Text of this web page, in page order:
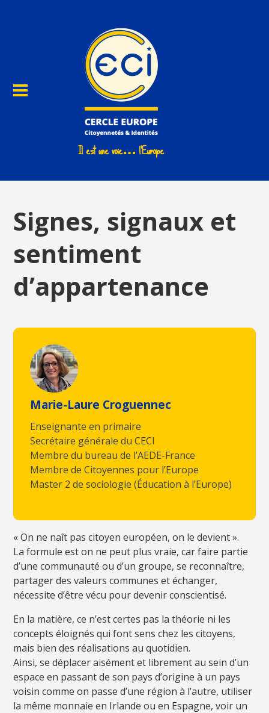
Signes, signaux et
sentiment
d’appartenance
Marie-Laure Croguennec
Enseignante en primaire
Secrétaire générale du CECI
Membre du bureau de l’AEDE-France
Membre de Citoyennes pour l’Europe
Master 2 de sociologie (Éducation à l’Europe)
« On ne naît pas citoyen européen, on le devient ».
La formule est on ne peut plus vraie, car faire partie
d’une communauté ou d’un groupe, se reconnaître,
partager des valeurs communes et échanger,
nécessite d’être vécu pour devenir conscientisé.
En la matière, ce n’est certes pas la théorie ni les
concepts éloignés qui font sens chez les citoyens,
mais bien des réalisations au quotidien.
Ainsi, se déplacer aisément et librement au sein d’un
espace en passant de son pays d’origine à un pays
voisin comme on passe d’une région à l’autre, utiliser
la même monnaie en Irlande ou en Espagne, voir un